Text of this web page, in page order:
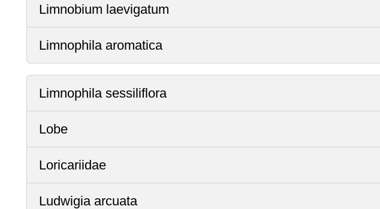
Limnobium laevigatum
Limnophila aromatica
Limnophila sessiliflora
Lobe
Loricariidae
Ludwigia arcuata